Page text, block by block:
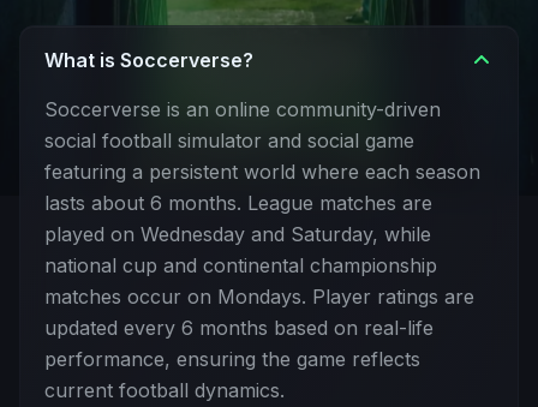
What is Soccerverse?
Soccerverse is an online community-driven
social football simulator and social game
featuring a persistent world where each season
lasts about 6 months. League matches are
played on Wednesday and Saturday, while
national cup and continental championship
matches occur on Mondays. Player ratings are
updated every 6 months based on real-life
performance, ensuring the game reflects
current football dynamics.